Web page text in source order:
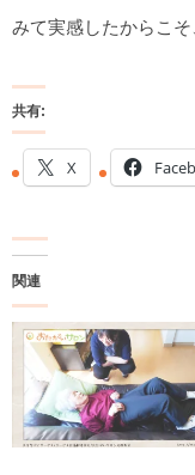
みて実感したからこそ
共有:
X
関連